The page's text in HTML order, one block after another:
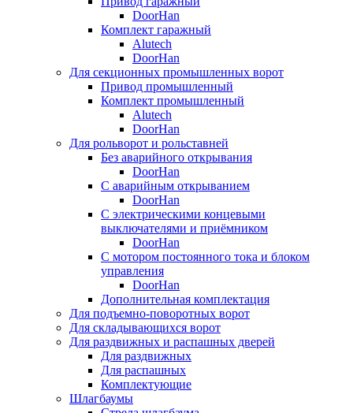
DoorHan
Комплект гаражный
Alutech
DoorHan
Для секционных промышленных ворот
Привод промышленный
Комплект промышленный
Alutech
DoorHan
Для рольворот и рольставней
Без аварийного открывания
DoorHan
С аварийным открыванием
DoorHan
С электрическими концевыми
выключателями и приёмником
DoorHan
С мотором постоянного тока и блоком
управления
DoorHan
Дополнительная комплектация
Для подъемно-поворотных ворот
Для складывающихся ворот
Для раздвижных и распашных дверей
Для раздвижных
Для распашных
Комплектующие
Шлагбаумы